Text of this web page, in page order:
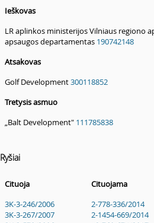
Ieškovas
LR aplinkos ministerijos Vilniaus regiono
apsaugos departamentas 190742148
Atsakovas
Golf Development300118852
Tretysis asmuo
„Balt Development" 111785838
Ryšiai
Cituoja
Cituojama
3K-3-246/2006
3K-3-267/2007
2-778-336/2014
2-1454-669/2014